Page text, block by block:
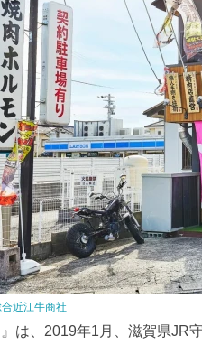
近江牛商社
』は、2019年1月、滋賀県JR